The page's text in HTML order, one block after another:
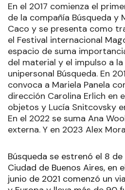
En el 2017 comienza el
de la compañía Búsqueda y
Caco y se presenta como
el Festival internacional
espacio de suma
del material y el impulso a
unipersonal Búsqueda. En
convoca a Mariela Panela
dirección Carolina Erlich en
objetos y Lucía Snitcovsky
En el 2022 se suma Ana
externa. Y en 2023 Alex
Búsqueda se estrenó el 8
Ciudad de Buenos Aires, en
junio de 2021 comenzó un